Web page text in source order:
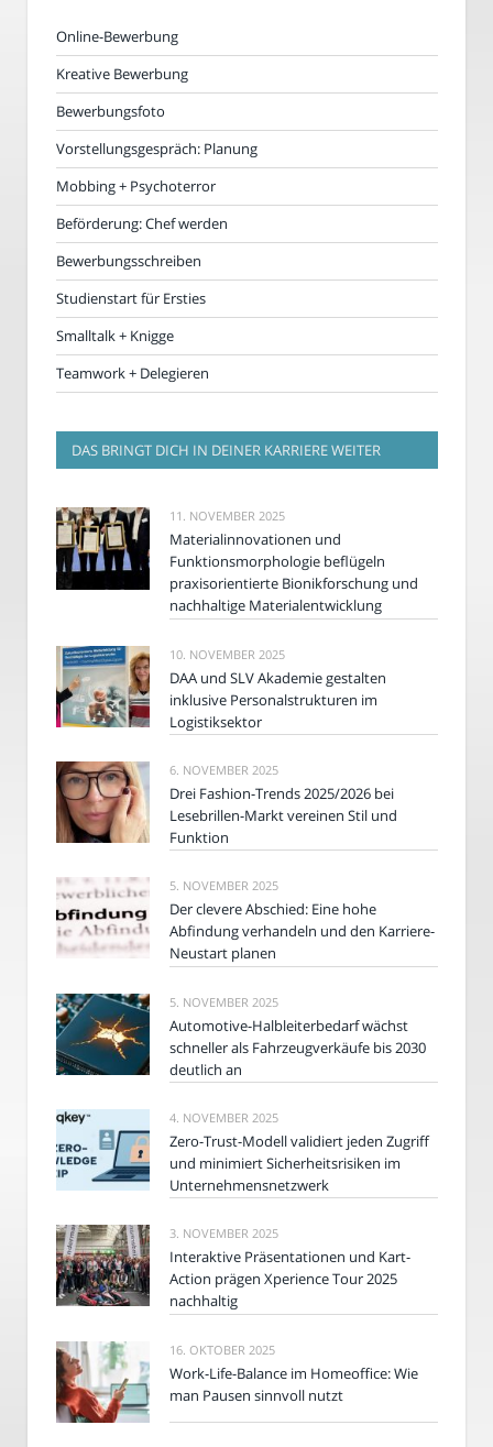
Online-Bewerbung
Kreative Bewerbung
Bewerbungsfoto
Vorstellungsgespräch: Planung
Mobbing + Psychoterror
Beförderung: Chef werden
Bewerbungsschreiben
Studienstart für Ersties
Smalltalk + Knigge
Teamwork + Delegieren
DAS BRINGT DICH IN DEINER KARRIERE WEITER
11. NOVEMBER 2025
Materialinnovationen und
Funktionsmorphologie beflügeln
praxisorientierte Bionikforschung und
nachhaltige Materialentwicklung
10. NOVEMBER 2025
DAA und SLV Akademie gestalten
inklusive Personalstrukturen im
Logistiksektor
6. NOVEMBER 2025
Drei Fashion-Trends 2025/2026 bei
Lesebrillen-Markt vereinen Stil und
Funktion
5. NOVEMBER 2025
Der clevere Abschied: Eine hohe
Abfindung verhandeln und den Karriere-
Neustart planen
5. NOVEMBER 2025
Automotive-Halbleiterbedarf wächst
schneller als Fahrzeugverkäufe bis 2030
deutlich an
4. NOVEMBER 2025
Zero-Trust-Modell validiert jeden Zugriff
und minimiert Sicherheitsrisiken im
Unternehmensnetzwerk
3. NOVEMBER 2025
Interaktive Präsentationen und Kart-
Action prägen Xperience Tour 2025
nachhaltig
16. OKTOBER 2025
Work-Life-Balance im Homeoffice: Wie
man Pausen sinnvoll nutzt